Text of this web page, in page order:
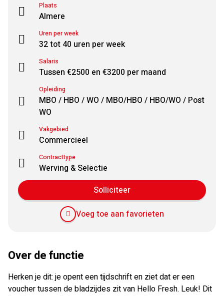
Plaats
Almere
Uren per week
32 tot 40 uren per week
Salaris
Tussen €2500 en €3200 per maand
Opleiding
MBO / HBO / WO / MBO/HBO / HBO/WO / Post
WO
Vakgebied
Commercieel
Contracttype
Werving & Selectie
Solliciteer
Voeg toe aan favorieten
Over de functie
Herken je dit: je opent een tijdschrift en ziet dat er een
voucher tussen de bladzijdes zit van Hello Fresh. Leuk! Dit